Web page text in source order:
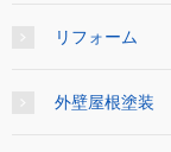
リフォーム
外壁屋根塗装